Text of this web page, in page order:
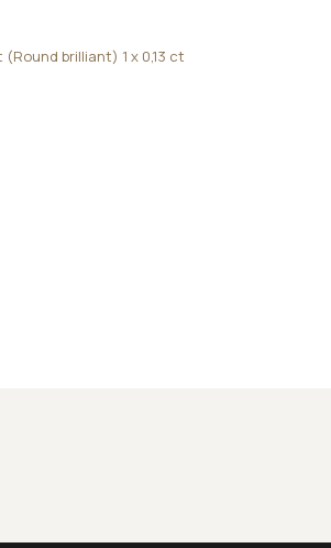
brilliant) 1 x 0,13 ct